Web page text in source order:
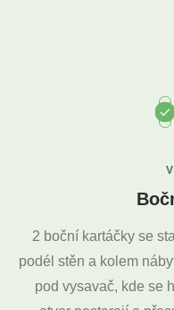
2 boční kartáčky se
podél stěn a kolem
pod vysavač, kde se